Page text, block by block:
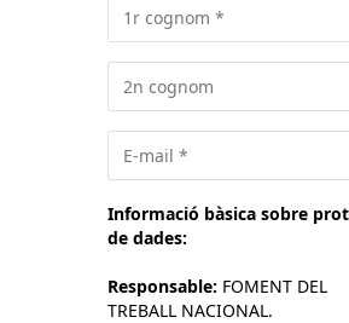
Informació bàsica sobre
de dades:
Responsable: FOMENT DEL
TREBALL NACIONAL.